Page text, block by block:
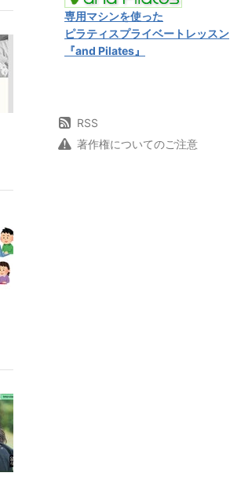
専用マシンを使った
ピラティスプライベートレッスン
『and Pilates』
RSS
著作権についてのご注意